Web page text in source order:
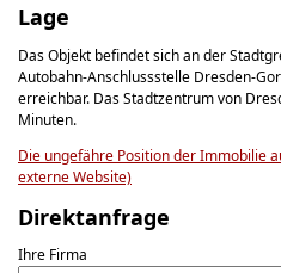
Lage
Das Objekt befindet sich an der
Autobahn-Anschlussstelle Dresden-
erreichbar. Das Stadtzentrum von
Minuten.
Die ungefähre Position der Immobilie
externe Website)
Direktanfrage
Ihre Firma